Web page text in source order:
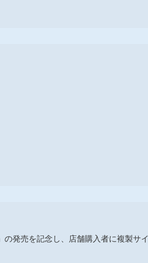
発売を記念し、店舗購入者に複製サイ